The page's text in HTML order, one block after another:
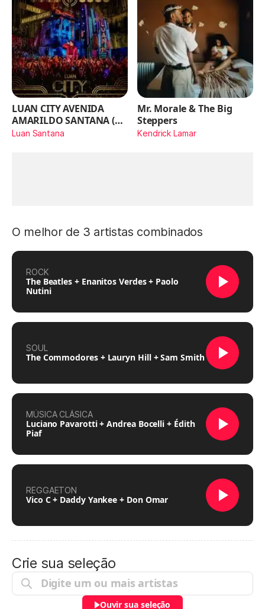
LUAN CITY AVENIDA
AMARILDO SANTANA (Ao
Vivo)
Luan Santana
Mr. Morale & The Big
Steppers
Kendrick Lamar
O melhor de 3 artistas combinados
ROCK
The Beatles + Enanitos Verdes + Paolo
Nutini
SOUL
The Commodores + Lauryn Hill + Sam Smith
MÚSICA CLÁSICA
Luciano Pavarotti + Andrea Bocelli + Édith
Piaf
REGGAETON
Vico C + Daddy Yankee + Don Omar
Crie sua seleção
Ouvir sua seleção